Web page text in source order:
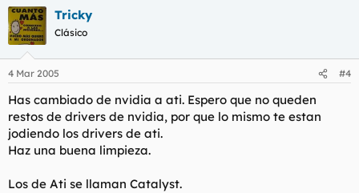
Tricky
Clásico
4 Mar 2005 #4
Has cambiado de nvidia a ati. Espero que no queden
restos de drivers de nvidia, por que lo mismo te estan
jodiendo los drivers de ati.
Haz una buena limpieza.
Los de Ati se llaman Catalyst.